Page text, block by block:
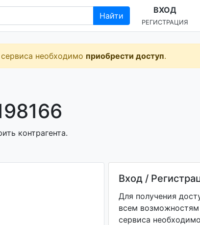
Найти
ВХОД
РЕГИСТРАЦИЯ
необходимо приобрести доступ.
контрагента.
Вход /
Для получения
всем возможностям
сервиса